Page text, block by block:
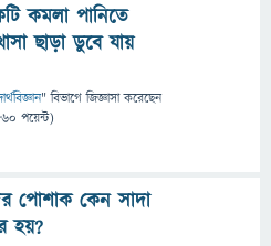
কমলা পানিতে
ছাড়া ডুবে যায়
" বিভাগে জিজ্ঞাসাকরেছেন
পয়েন্ট)
পোশাক কেন সাদা
হয়?